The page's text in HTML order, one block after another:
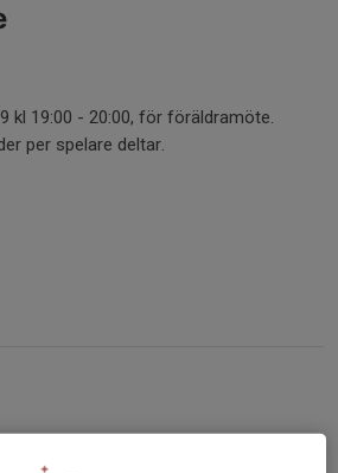
kl 19:00 - 20:00, för föräldramöte.
per spelare deltar.
träna 20:00 - 21:30 fortsättningsvis